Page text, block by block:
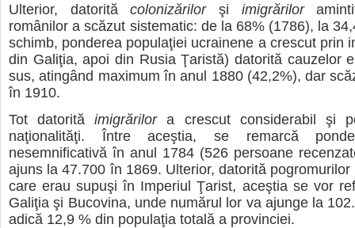
Ulterior, datorităcolonizărilorşi imigrărilor
românilor a scăzut sistematic: de la 68% (1786), la
schimb, ponderea populaţiei ucrainene a crescut prin
din Galiţia, apoi din Rusia Ţaristă) datorită cauzelor
sus, atingând maximum în anul 1880 (42,2%), dar
în 1910.
Tot datorităimigrărilora crescut considerabil şi
naţionalităţi. Între aceştia, se remarcă
nesemnificativă în anul 1784 (526 persoane
ajuns la 47.700 în 1869. Ulterior, datorită
care erau supuşi în Imperiul Ţarist, aceştia se vor
Galiţia şi Bucovina, unde numărul lor va ajunge la
adică 12,9 % din populaţia totală a provinciei.